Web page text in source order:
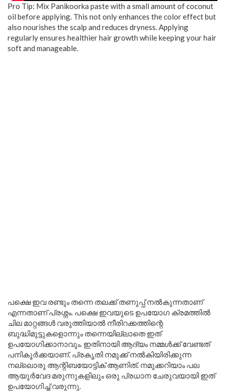
Pro Tip: Mix Panikoorka paste with a small amount of coconut
oil before applying. This not only enhances the color effect but
also nourishes the scalp and reduces dryness. Applying
regularly ensures healthier hair growth while keeping your hair
soft and manageable.
പക്ഷെ ഇവ രണ്ടും തന്നെ തലക്ക് തണുപ്പ് നൽകുന്നതാണ്
എന്നതാണ് പ്രശ്നം. പക്ഷെ ഇവയുടെ ഉപയോഗ ക്രമത്തിൽ
ചില മാറ്റങ്ങൾ വരുത്തിയാൽ നീരിറക്കത്തിന്റെ
ബുദ്ധിമുട്ടുകളൊന്നും തന്നെയില്ലാതെ ഇത്
ഉപയോഗിക്കാനാവും. ഇതിനായി ആദ്യം നമ്മൾക്ക് വേണ്ടത്
പനികൂർക്കയാണ്. പ്രകൃതി നമുക്ക് നൽകിയിരിക്കുന്ന
നല്ലൊരു ആന്റിബയോട്ടിക് ആണിത്. നമുക്കറിയാം പല
ആയുർവേദ മരുന്നുകളിലും ഒരു പ്രധാന ചേരുവയായി ഇത്
ഉപയോഗിച്ച് വരുന്നു.